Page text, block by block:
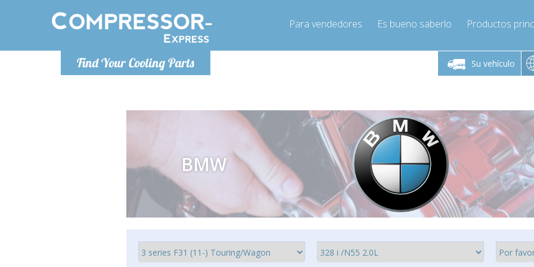
Find Your Cooling Parts
Para vendedores Es bueno saberlo Productos
Su vehículo
De lunes a viernes de 9:00 a De lunes a viernes de 9:00 a
16:00
Info@compressor-express.es
De lunes a
BMW